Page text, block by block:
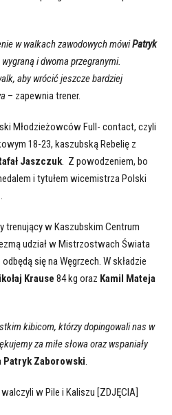
w walkach zawodowych mówiPatryk
i dwoma przegranymi.
aby wrócić jeszcze bardziej
– zapewnia trener.
Młodzieżowców Full- contact, czyli
18-23, kaszubską Rebelię z
Jaszczuk. Z powodzeniem, bo
i tytułem wicemistrza Polski
trenujący w Kaszubskim Centrum
udział w Mistrzostwach Świata
się na Węgrzech. W składzie
Krause 84 kg oraz Kamil Mateja
kibicom, którzy dopingowali nas w
za miłe słowa oraz wspaniały
Patryk Zaborowski.
w Pile i Kaliszu [ZDJĘCIA]